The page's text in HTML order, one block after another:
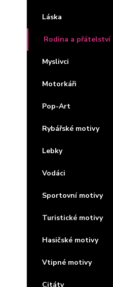
Láska
Rodina a přátelství
Myslivci
Motorkáři
Pop-Art
Rybářské motivy
Lebky
Vodáci
Sportovní motivy
Turistické motivy
Hasičské motivy
Vtipné motivy
Citáty